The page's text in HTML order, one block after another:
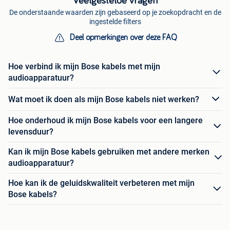
De onderstaande waarden zijn gebaseerd op je zoekopdracht en de
ingestelde filters
Deel opmerkingen over deze FAQ
Hoe verbind ik mijn Bose kabels met mijn
audioapparatuur?
Wat moet ik doen als mijn Bose kabels niet werken?
Hoe onderhoud ik mijn Bose kabels voor een langere
levensduur?
Kan ik mijn Bose kabels gebruiken met andere merken
audioapparatuur?
Hoe kan ik de geluidskwaliteit verbeteren met mijn
Bose kabels?